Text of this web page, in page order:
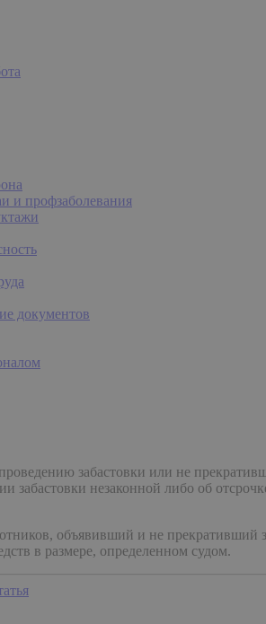
и профзаболевания
документов
забастовки или не
забастовки незаконной либо об
объявивший и не прекративший
в размере, определенном судом.